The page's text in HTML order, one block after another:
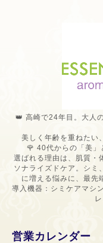
👑 高崎で24年目。大人
美しく年齢を重ねたい
🌹 40代からの「美」
選ばれる理由は、肌質・
ソナライズドケア。シミ
に増える悩みに、最先
導入機器：シミケアマシ
営業カレンダー